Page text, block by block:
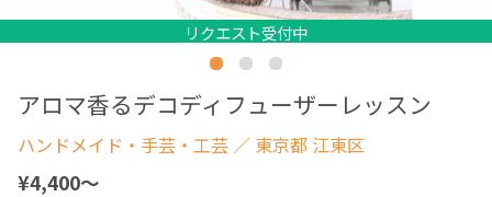
リクエスト受付中
リクエスト受付中
リクエスト受付中
リクエスト受付中
アロマ香るデコディフューザーレッスン
ハンドメイド・手芸・工芸 ／ 東京都 江東区
¥4,400〜